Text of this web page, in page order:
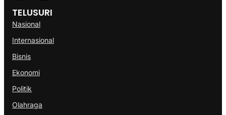
TELUSURI
Nasional
Internasional
Bisnis
Ekonomi
Politik
Olahraga